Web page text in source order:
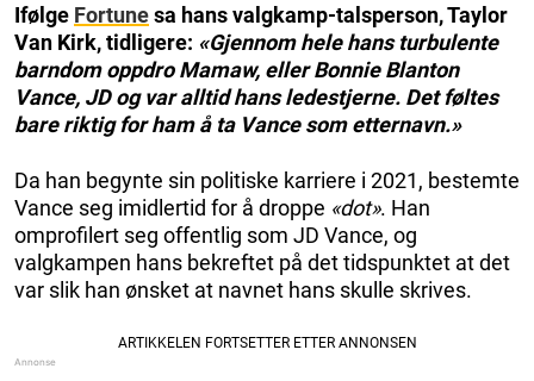
Ifølge Fortunesa hans valgkamp-talsperson, Taylor
Van Kirk, tidligere: «Gjennom hele hans turbulente
barndom oppdro Mamaw, eller Bonnie Blanton
Vance, JD og var alltid hans ledestjerne. Det føltes
bare riktig for ham å ta Vance som etternavn.»
Da han begynte sin politiske karriere i 2021, bestemte
Vance seg imidlertid for å droppe «dot». Han
omprofilert seg offentlig som JD Vance, og
valgkampen hans bekreftet på det tidspunktet at det
var slik han ønsket at navnet hans skulle skrives.